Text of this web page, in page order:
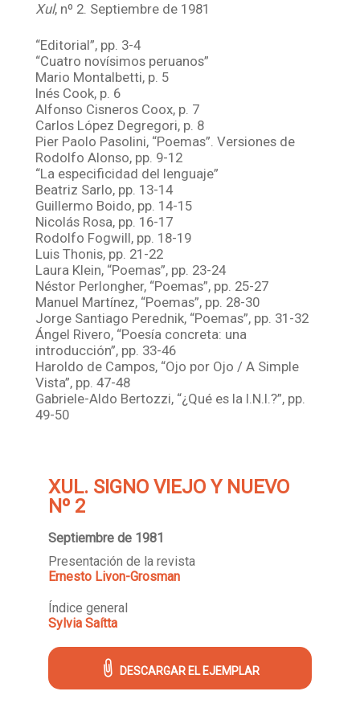
Xul, nº 2. Septiembre de 1981
“Editorial”, pp. 3-4
“Cuatro novísimos peruanos”
Mario Montalbetti, p. 5
Inés Cook, p. 6
Alfonso Cisneros Coox, p. 7
Carlos López Degregori, p. 8
Pier Paolo Pasolini, “Poemas”. Versiones de
Rodolfo Alonso, pp. 9-12
“La especificidad del lenguaje”
Beatriz Sarlo, pp. 13-14
Guillermo Boido, pp. 14-15
Nicolás Rosa, pp. 16-17
Rodolfo Fogwill, pp. 18-19
Luis Thonis, pp. 21-22
Laura Klein, “Poemas”, pp. 23-24
Néstor Perlongher, “Poemas”, pp. 25-27
Manuel Martínez, “Poemas”, pp. 28-30
Jorge Santiago Perednik, “Poemas”, pp. 31-32
Ángel Rivero, “Poesía concreta: una
introducción”, pp. 33-46
Haroldo de Campos, “Ojo por Ojo / A Simple
Vista”, pp. 47-48
Gabriele-Aldo Bertozzi, “¿Qué es la I.N.I.?”, pp.
49-50
XUL. SIGNO VIEJO Y NUEVO
Nº 2
Septiembre de 1981
Presentación de la revista
Ernesto Livon-Grosman
Índice general
Sylvia Saítta
DESCARGAR EL EJEMPLAR